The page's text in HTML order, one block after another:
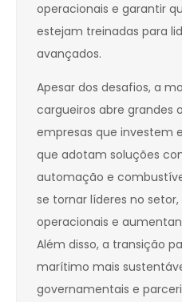
operacionais e garantir
estejam treinadas para
avançados.
Apesar dos desafios, a
cargueiros abre grandes
empresas que investem
que adotam soluções
automação e
se tornar líderes no
operacionais e
Além disso, a transição
marítimo mais
governamentais e